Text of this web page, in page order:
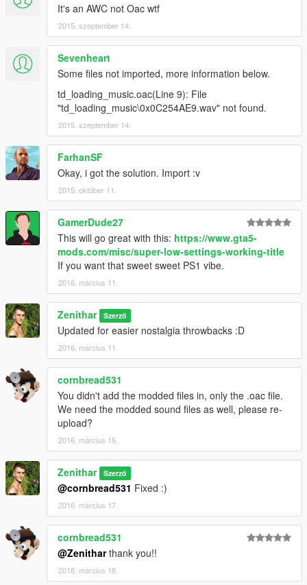
It's an AWC not Oac wtf
2015. szeptember 14.
Sevenheart
Some files not imported, more information below.
td_loading_music.oac(Line 9): File
"td_loading_music\0x0C254AE9.wav" not found.
2015. szeptember 14.
FarhanSF
Okay, i got the solution. Import :v
2015. október 11.
GamerDude27
This will go great with this: https://www.gta5-
mods.com/misc/super-low-settings-working-title
If you want that sweet sweet PS1 vibe.
2016. március 11.
Zenithar Szerző
Updated for easier nostalgia throwbacks :D
2016. március 11.
cornbread531
You didn't add the modded files in, only the .oac file.
We need the modded sound files as well, please re-
upload?
2016. március 15.
Zenithar Szerző
@cornbread531 Fixed :)
2016. március 17.
cornbread531
@Zenitharthank you!!
2016. március 18.